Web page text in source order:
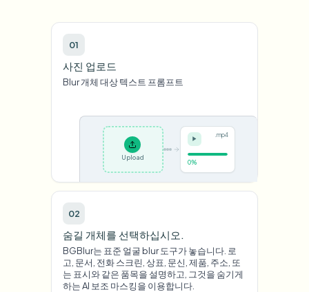
01
사진 업로드
Blur 개체 대상 텍스트 프롬프트
Upload
0%
.mp4
02
숨길 개체를 선택하십시오.
BGBlur는 표준 얼굴 blur 도구가 놓습니다. 로
고, 문서, 전화 스크린, 상표, 문신, 제품, 주소, 또
는 표시와 같은 품목을 설명하고, 그것을 숨기게
하는 AI 보조 마스킹을 이용합니다.